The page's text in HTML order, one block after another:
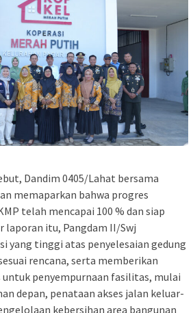
Dandim 0405/Lahat bersama
memaparkan bahwa progres
telah mencapai 100 % dan siap
laporan itu, Pangdam II/Swj
yang tinggi atas penyelesaian gedung
rencana, serta memberikan
penyempurnaan fasilitas, mulai
depan, penataan akses jalan keluar-
kebersihan area bangunan